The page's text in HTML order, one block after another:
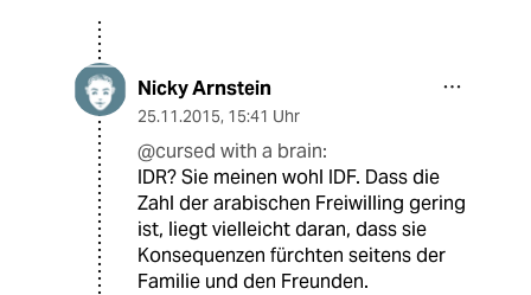
Nicky Arnstein
25.11.2015, 15:41 Uhr
@cursed with a brain:
IDR? Sie meinen wohl IDF. Dass die
Zahl der arabischen Freiwilling gering
ist, liegt vielleicht daran, dass sie
Konsequenzen fürchten seitens der
Familie und den Freunden.